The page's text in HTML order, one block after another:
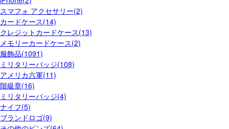
スマフォ アクセサリー(2)
カードケース(14)
クレジットカードケース(13)
メモリーカードケース(2)
服飾品(1091)
ミリタリーバッジ(108)
アメリカ六軍(11)
階級章(16)
ミリタリーバッジ(4)
ナイフ(5)
ブランドロゴ(9)